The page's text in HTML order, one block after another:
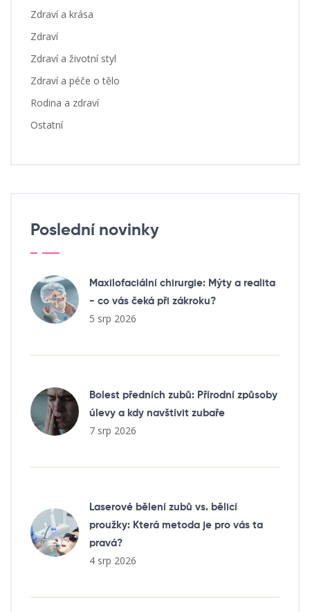
Zdraví a krása
Zdraví
Zdraví a životní styl
Zdraví a péče o tělo
Rodina a zdraví
Ostatní
Poslední novinky
Maxilofaciální chirurgie: Mýty a realita
- co vás čeká při zákroku?
5 srp 2026
Bolest předních zubů: Přírodní způsoby
úlevy a kdy navštívit zubaře
7 srp 2026
Laserové bělení zubů vs. bělicí
proužky: Která metoda je pro vás ta
pravá?
4 srp 2026